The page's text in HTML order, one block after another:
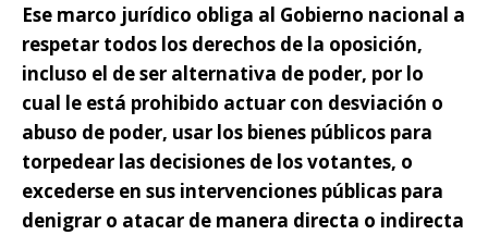
Ese marco jurídico obliga al Gobierno nacional a
respetar todos los derechos de la oposición,
incluso el de ser alternativa de poder, por lo
cual le está prohibido actuar con desviación o
abuso de poder, usar los bienes públicos para
torpedear las decisiones de los votantes, o
excederse en sus intervenciones públicas para
denigrar o atacar de manera directa o indirecta